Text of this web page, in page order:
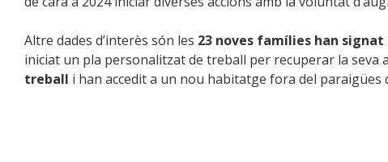
Altre dades d’interès són les 23 noves famílies han
iniciat un pla personalitzat de treball per recuperar la seva
treball i han accedit a un nou habitatge fora del paraigües